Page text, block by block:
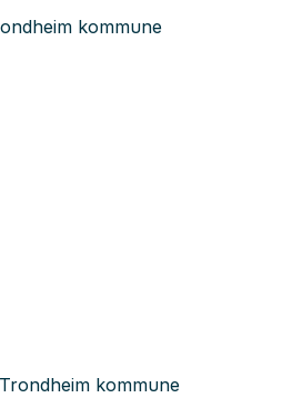
kommune
kommune